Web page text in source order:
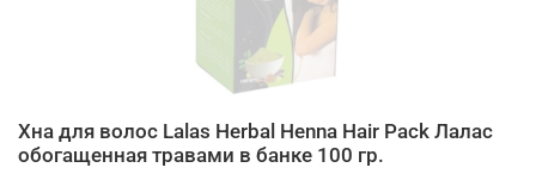
Хна для волос Lalas Herbal Henna Hair Pack Лалас
обогащенная травами в банке 100 гр.